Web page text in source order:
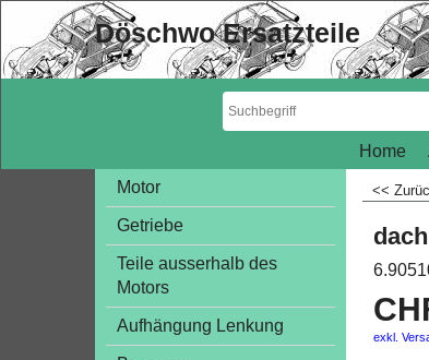
Döschwo Ersatzteile
Home
Motor
Getriebe
Teile ausserhalb des
Motors
Aufhängung Lenkung
<<
exkl.